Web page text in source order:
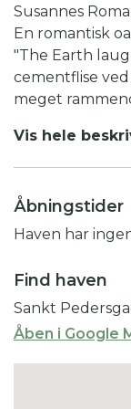
Susannes
En romantisk
"The Earth
cementflise
meget
blomsterglæde.
Haven på
af flere rum
fine stauder.
blomster, og
kage, som
romantiske stil
roser, som der
Vis hele
Åbningstider
Haven har
Find haven
Sankt
Åben i Google